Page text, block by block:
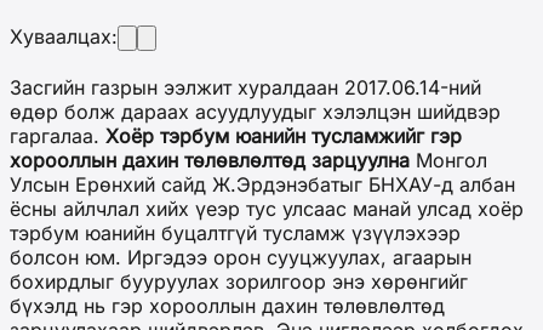
Хуваалцах:
Засгийн газрын ээлжит хуралдаан 2017.06.14-ний
өдөр болж дараах асуудлуудыг хэлэлцэн шийдвэр
гаргалаа. Хоёр тэрбум юанийн тусламжийг гэр
хорооллын дахин төлөвлөлтөд зарцуулна Монгол
Улсын Ерөнхий сайд Ж.Эрдэнэбатыг БНХАУ-д албан
ёсны айлчлал хийх үеэр тус улсаас манай улсад хоёр
тэрбум юанийн буцалтгүй тусламж үзүүлэхээр
болсон юм. Иргэдээ орон сууцжуулах, агаарын
бохирдлыг бууруулах зорилгоор энэ хөрөнгийг
бүхэлд нь гэр хорооллын дахин төлөвлөлтөд